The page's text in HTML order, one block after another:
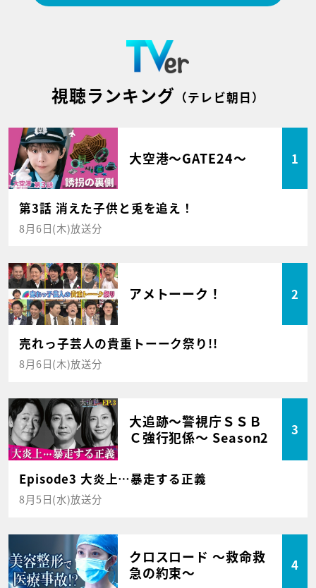
視聴ランキング （テレビ朝日）
大空港～GATE24～ 1
第3話 消えた子供と兎を追え！
8月6日(木)放送分
アメトーーク！ 2
売れっ子芸人の貴重トーーク祭り!!
8月6日(木)放送分
大追跡～警視庁ＳＳＢ
Ｃ強行犯係～ Season2
3
Episode3 大炎上…暴走する正義
8月5日(水)放送分
クロスロード ～救命救
急の約束～
4